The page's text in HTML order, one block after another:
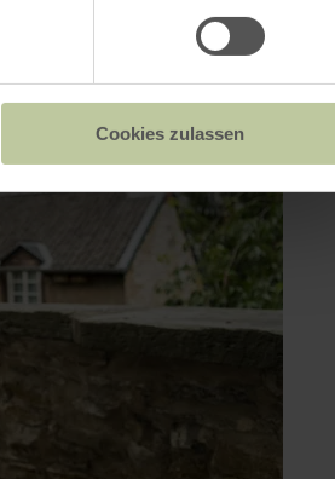
Cookies zulassen